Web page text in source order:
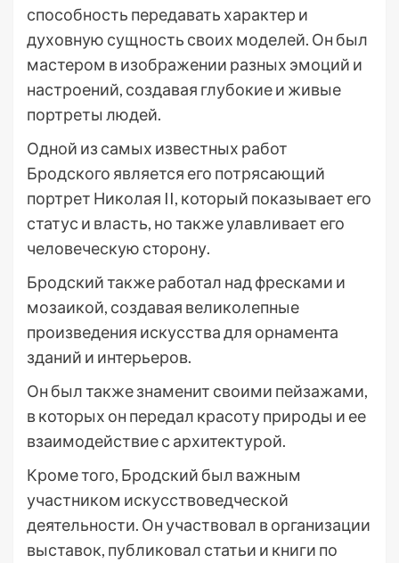
способность передавать характер и
духовную сущность своих моделей. Он был
мастером в изображении разных эмоций и
настроений, создавая глубокие и живые
портреты людей.
Одной из самых известных работ
Бродского является его потрясающий
портрет Николая II, который показывает его
статус и власть, но также улавливает его
человеческую сторону.
Бродский также работал над фресками и
мозаикой, создавая великолепные
произведения искусства для орнамента
зданий и интерьеров.
Он был также знаменит своими пейзажами,
в которых он передал красоту природы и ее
взаимодействие с архитектурой.
Кроме того, Бродский был важным
участником искусствоведческой
деятельности. Он участвовал в организации
выставок, публиковал статьи и книги по